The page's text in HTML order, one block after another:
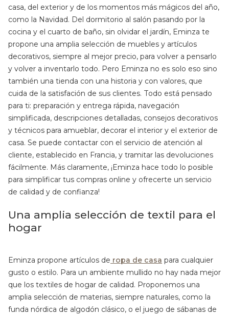
casa, del exterior y de los momentos más mágicos del año,
como la Navidad. Del dormitorio al salón pasando por la
cocina y el cuarto de baño, sin olvidar el jardín, Eminza te
propone una amplia selección de muebles y artículos
decorativos, siempre al mejor precio, para volver a pensarlo
y volver a inventarlo todo. Pero Eminza no es solo eso sino
también una tienda con una historia y con valores, que
cuida de la satisfación de sus clientes. Todo está pensado
para ti: preparación y entrega rápida, navegación
simplificada, descripciones detalladas, consejos decorativos
y técnicos para amueblar, decorar el interior y el exterior de
casa. Se puede contactar con el servicio de atención al
cliente, establecido en Francia, y tramitar las devoluciones
fácilmente. Más claramente, ¡Eminza hace todo lo posible
para simplificar tus compras online y ofrecerte un servicio
de calidad y de confianza!
Una amplia selección de textil para el
hogar
Eminza propone artículos de ropa de casa para cualquier
gusto o estilo. Para un ambiente mullido no hay nada mejor
que los textiles de hogar de calidad. Proponemos una
amplia selección de materias, siempre naturales, como la
funda nórdica de algodón clásico, o el juego de sábanas de